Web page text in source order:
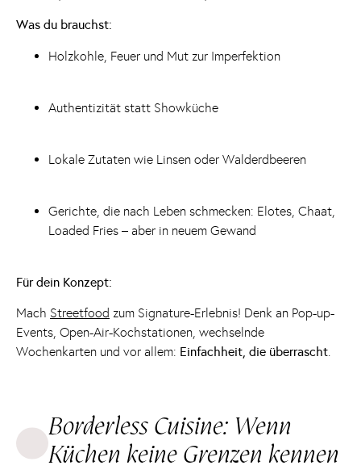
Was du brauchst:
Holzkohle, Feuer und Mut zur Imperfektion
Authentizität statt Showküche
Lokale Zutaten wie Linsen oder Walderdbeeren
Gerichte, die nach Leben schmecken: Elotes, Chaat,
Loaded Fries – aber in neuem Gewand
Für dein Konzept:
Mach Streetfood zum Signature-Erlebnis! Denk an Pop-up-
Events, Open-Air-Kochstationen, wechselnde
Wochenkarten und vor allem: Einfachheit, die überrascht.
Borderless Cuisine: Wenn
Küchen keine Grenzen kennen